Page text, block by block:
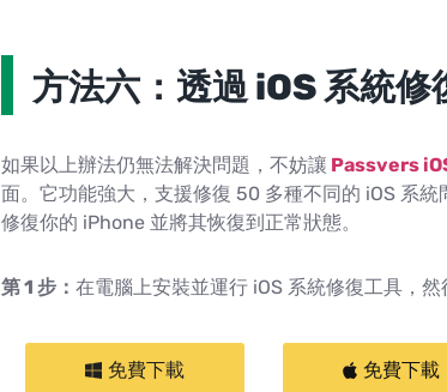
方法六：透過 iOS 系統修
如果以上辦法仍無法解決問題，不妨讓 Passvers
面。它功能強大，支援修復 50 多種不同的 iOS 系
修復你的 iPhone 並將其恢復到正常狀態。
第 1 步： 在電腦上安裝並運行 iOS 系統修復工具，然
免費下載 免費下載